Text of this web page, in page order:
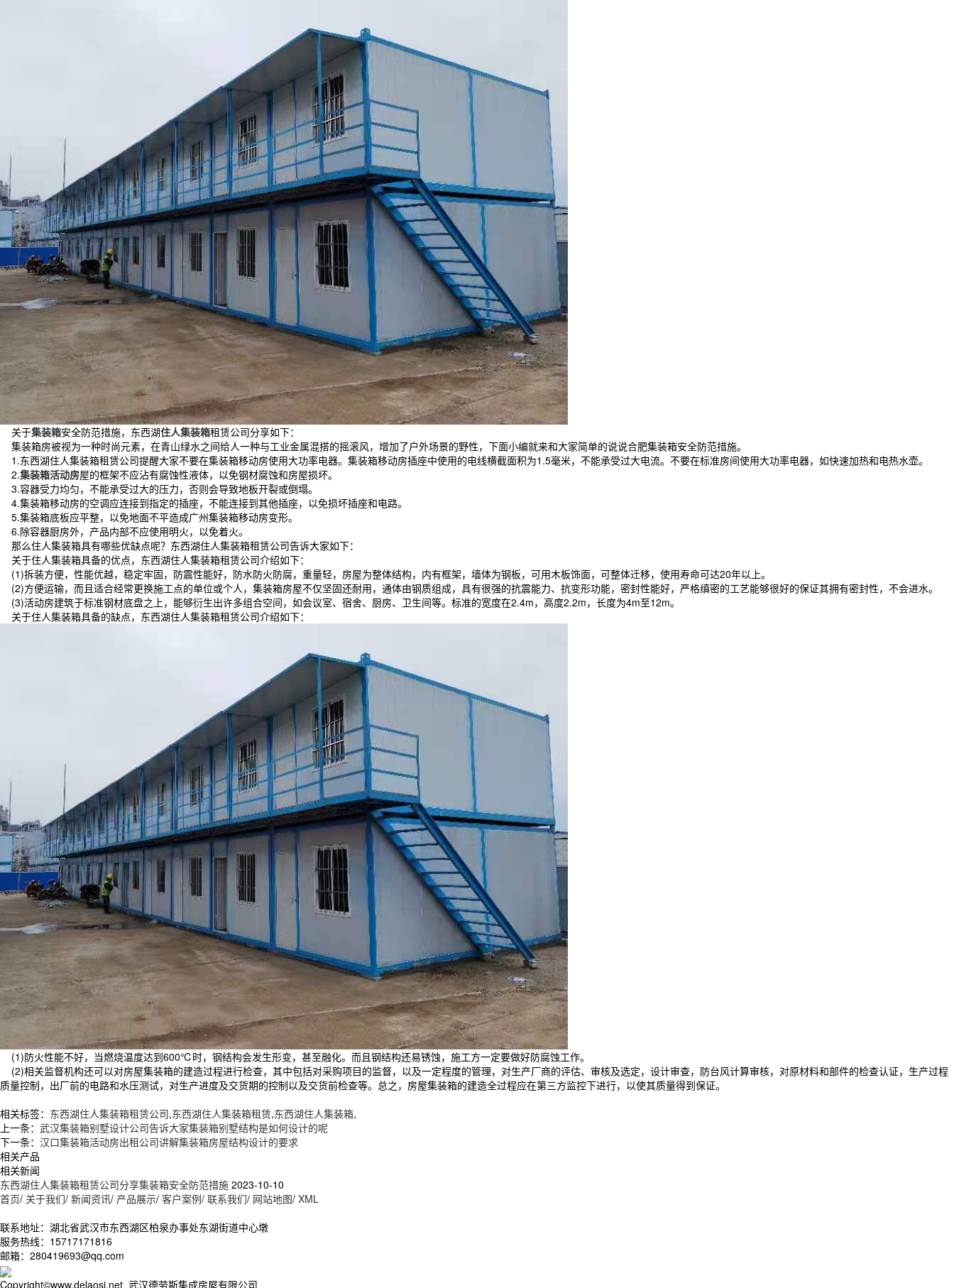
关于集装箱安全防范措施，东西湖住人集装箱租赁公司分享如下：
集装箱房被视为一种时尚元素，在青山绿水之间给人一种与工业金属混搭的摇滚风，增加了户外场景的野性，下面小编就来和大家简单的说说合肥集装箱安全防范措施。
1.东西湖住人集装箱租赁公司提醒大家不要在集装箱移动房使用大功率电器。集装箱移动房插座中使用的电线横截面积为1.5毫米，不能承受过大电流。不要在标准房间使用大功率电器，如快速加热和电热水壶。
2.集装箱活动房屋的框架不应沾有腐蚀性液体，以免钢材腐蚀和房屋损坏。
3.容器受力均匀，不能承受过大的压力，否则会导致地板开裂或倒塌。
4.集装箱移动房的空调应连接到指定的插座，不能连接到其他插座，以免损坏插座和电路。
5.集装箱底板应平整，以免地面不平造成广州集装箱移动房变形。
6.除容器厨房外，产品内部不应使用明火，以免着火。
那么住人集装箱具有哪些优缺点呢？东西湖住人集装箱租赁公司告诉大家如下：
关于住人集装箱具备的优点，东西湖住人集装箱租赁公司介绍如下：
(1)拆装方便，性能优越，稳定牢固，防震性能好，防水防火防腐，重量轻，房屋为整体结构，内有框架，墙体为钢板，可用木板饰面，可整体迁移，使用寿命可达20年以上。
(2)方便运输，而且适合经常更换施工点的单位或个人，集装箱房屋不仅坚固还耐用，通体由钢质组成，具有很强的抗震能力、抗变形功能，密封性能好，严格缜密的工艺能够很好的保证其拥有密封性，不会进水。
(3)活动房建筑于标准钢材底盘之上，能够衍生出许多组合空间，如会议室、宿舍、厨房、卫生间等。标准的宽度在2.4m，高度2.2m，长度为4m至12m。
关于住人集装箱具备的缺点，东西湖住人集装箱租赁公司介绍如下：
(1)防火性能不好，当燃烧温度达到600℃时，钢结构会发生形变，甚至融化。而且钢结构还易锈蚀，施工方一定要做好防腐蚀工作。
(2)相关监督机构还可以对房屋集装箱的建造过程进行检查，其中包括对采购项目的监督，以及一定程度的管理，对生产厂商的评估、审核及选定，设计审查，防台风计算审核，对原材料和部件的检查认证，生产过程
质量控制，出厂前的电路和水压测试，对生产进度及交货期的控制以及交货前检查等。总之，房屋集装箱的建造全过程应在第三方监控下进行，以使其质量得到保证。
相关标签： 东西湖住人集装箱租赁公司,东西湖住人集装箱租赁,东西湖住人集装箱,
上一条： 武汉集装箱别墅设计公司告诉大家集装箱别墅结构是如何设计的呢
下一条： 汉口集装箱活动房出租公司讲解集装箱房屋结构设计的要求
相关产品
相关新闻
东西湖住人集装箱租赁公司分享集装箱安全防范措施 2023-10-10
首页/ 关于我们/ 新闻资讯/ 产品展示/ 客户案例/ 联系我们/ 网站地图/ XML
联系地址：湖北省武汉市东西湖区柏泉办事处东湖街道中心墩
服务热线：15717171816
邮箱：280419693@qq.com
Copyright©www.delaosi.net 武汉德劳斯集成房屋有限公司